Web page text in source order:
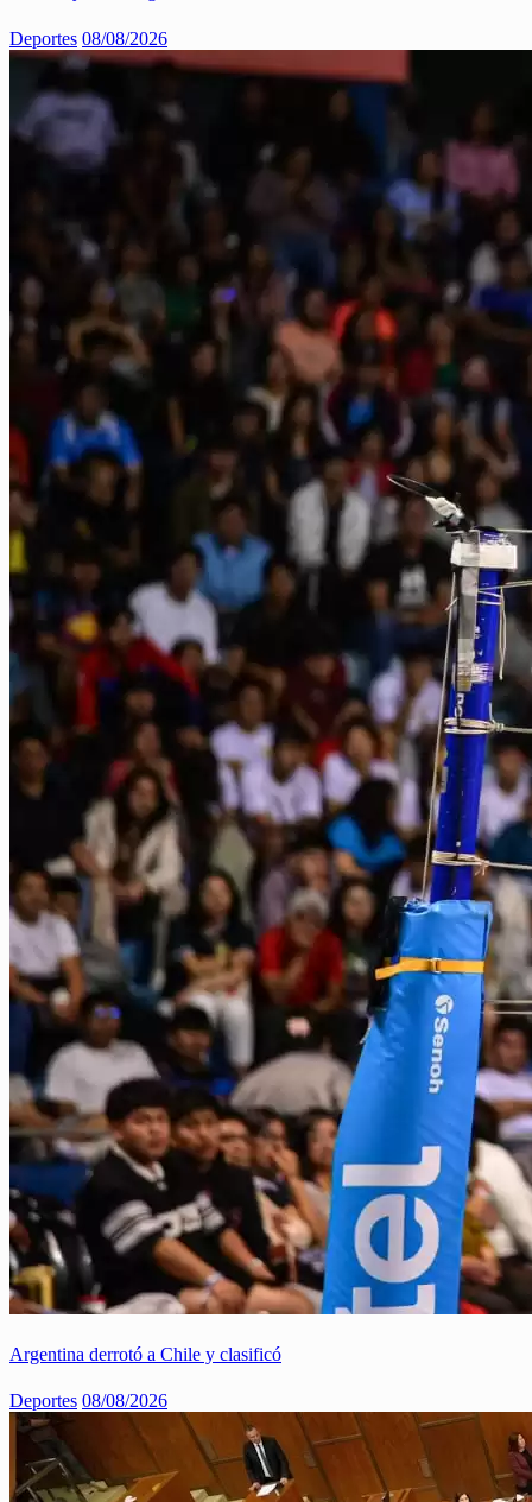
Deportes 08/08/2026
Argentina derrotó a Chile y clasificó
Deportes 08/08/2026